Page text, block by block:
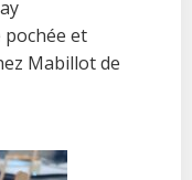
pochée et
Mabillot de